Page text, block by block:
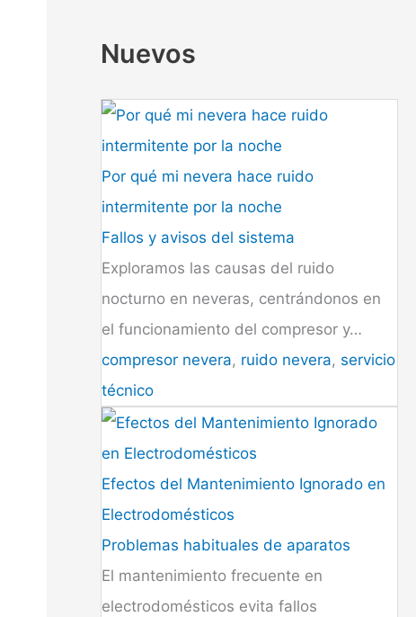
Nuevos
Por qué mi nevera hace ruido
intermitente por la noche
Fallos y avisos del sistema
Exploramos las causas del ruido
nocturno en neveras, centrándonos en
el funcionamiento del compresor y…
compresor nevera, ruido nevera, servicio
técnico
Efectos del Mantenimiento Ignorado en
Electrodomésticos
Problemas habituales de aparatos
El mantenimiento frecuente en
electrodomésticos evita fallos